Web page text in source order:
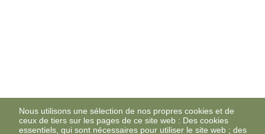
Nous utilisons une sélection de nos propres cookies et de
ceux de tiers sur les pages de ce site web : Des cookies
essentiels, qui sont nécessaires pour utiliser le site web ; des